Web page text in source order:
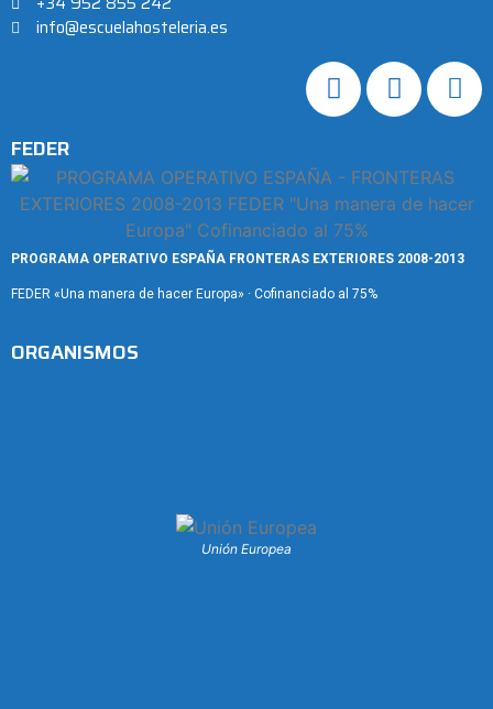
info@escuelahosteleria.es
FEDER
PROGRAMA OPERATIVO ESPAÑA FRONTERAS EXTERIORES 2008-2013
FEDER «Una manera de hacer Europa» · Cofinanciado al 75%
ORGANISMOS
Unión Europea